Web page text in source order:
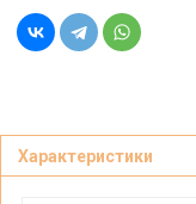
Характеристики